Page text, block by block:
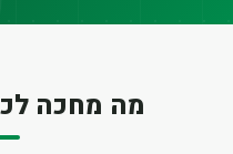
מה מחכה